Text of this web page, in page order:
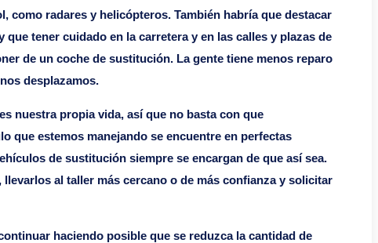
como radares y helicópteros. También habría que destacar
tener cuidado en la carretera y en las calles y plazas de
de un coche de sustitución. La gente tiene menos reparo
desplazamos.
nuestra propia vida, así que no basta con que
que estemos manejando se encuentre en perfectas
de sustitución siempre se encargan de que así sea.
al taller más cercano o de más confianza y solicitar
haciendo posible que se reduzca la cantidad de